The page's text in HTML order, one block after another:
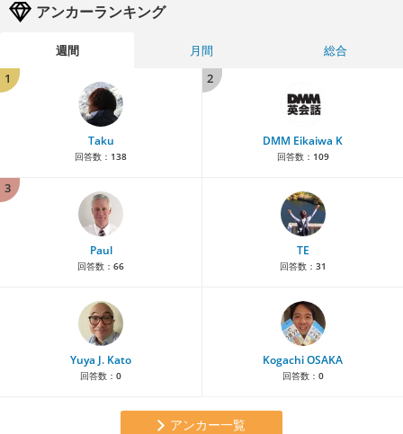
アンカーランキング
週間 月間
総合
1
Taku
回答数： 138
2
DMM Eikaiwa K
回答数： 109
3
Paul
回答数： 66
TE
回答数： 31
Yuya J. Kato
回答数： 0
Kogachi OSAKA
回答数： 0
アンカー一覧